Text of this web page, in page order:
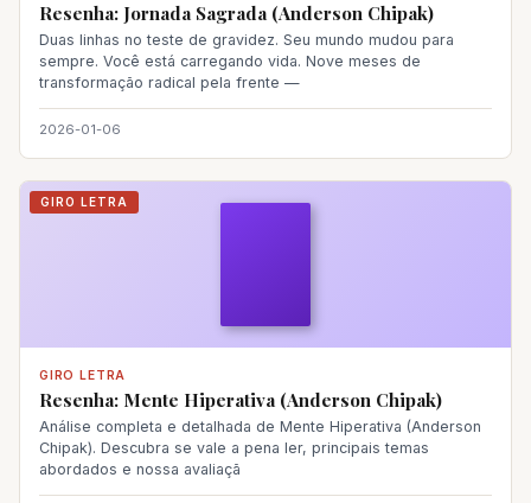
Resenha: Jornada Sagrada (Anderson Chipak)
Duas linhas no teste de gravidez. Seu mundo mudou para
sempre. Você está carregando vida. Nove meses de
transformação radical pela frente —
2026-01-06
GIRO LETRA
GIRO LETRA
Resenha: Mente Hiperativa (Anderson Chipak)
Análise completa e detalhada de Mente Hiperativa (Anderson
Chipak). Descubra se vale a pena ler, principais temas
abordados e nossa avaliaçã